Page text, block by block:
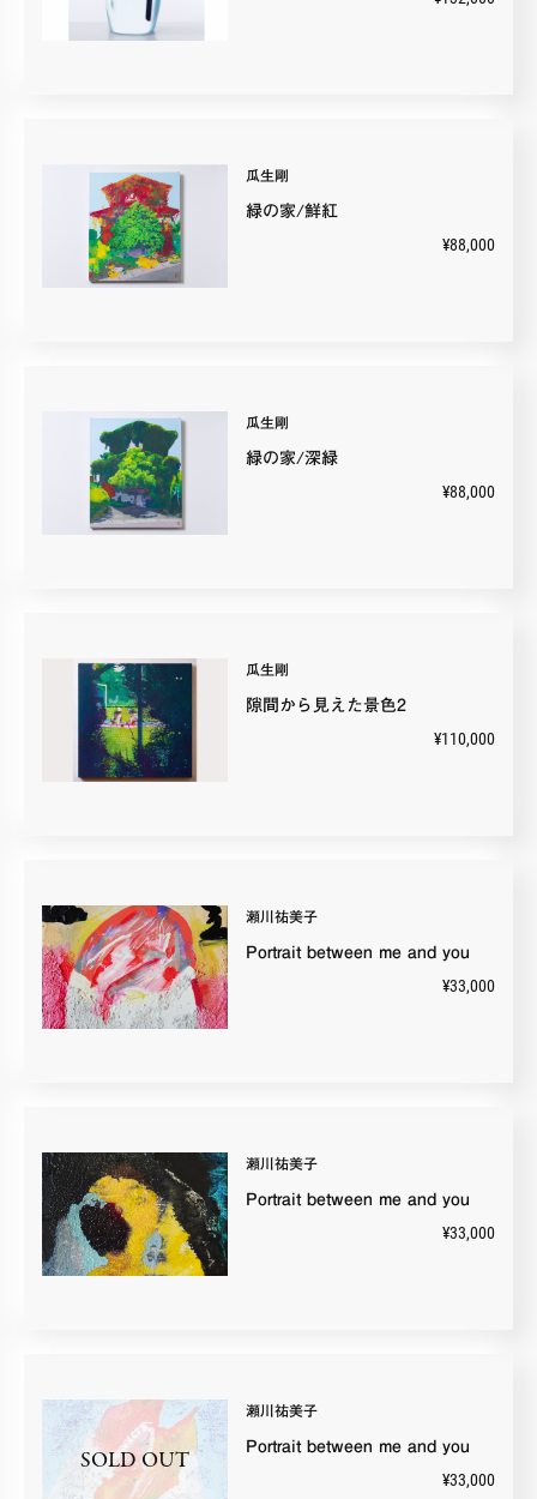
瓜生剛
緑の家/鮮紅
¥88,000
瓜生剛
緑の家/深緑
¥88,000
瓜生剛
隙間から見えた景色2
¥110,000
瀬川祐美子
Portrait between me and you
¥33,000
瀬川祐美子
Portrait between me and you
¥33,000
SOLD OUT
瀬川祐美子
Portrait between me and you
¥33,000